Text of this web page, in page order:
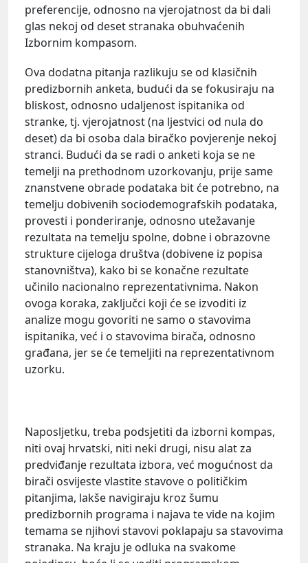
preferencije, odnosno na vjerojatnost da bi dali
glas nekoj od deset stranaka obuhvaćenih
Izbornim kompasom.
Ova dodatna pitanja razlikuju se od klasičnih
predizbornih anketa, budući da se fokusiraju na
bliskost, odnosno udaljenost ispitanika od
stranke, tj. vjerojatnost (na ljestvici od nula do
deset) da bi osoba dala biračko povjerenje nekoj
stranci. Budući da se radi o anketi koja se ne
temelji na prethodnom uzorkovanju, prije same
znanstvene obrade podataka bit će potrebno, na
temelju dobivenih sociodemografskih podataka,
provesti i ponderiranje, odnosno utežavanje
rezultata na temelju spolne, dobne i obrazovne
strukture cijeloga društva (dobivene iz popisa
stanovništva), kako bi se konačne rezultate
učinilo nacionalno reprezentativnima. Nakon
ovoga koraka, zaključci koji će se izvoditi iz
analize mogu govoriti ne samo o stavovima
ispitanika, već i o stavovima birača, odnosno
građana, jer se će temeljiti na reprezentativnom
uzorku.
Naposljetku, treba podsjetiti da izborni kompas,
niti ovaj hrvatski, niti neki drugi, nisu alat za
predviđanje rezultata izbora, već mogućnost da
birači osvijeste vlastite stavove o političkim
pitanjima, lakše navigiraju kroz šumu
predizbornih programa i najava te vide na kojim
temama se njihovi stavovi poklapaju sa stavovima
stranaka. Na kraju je odluka na svakome